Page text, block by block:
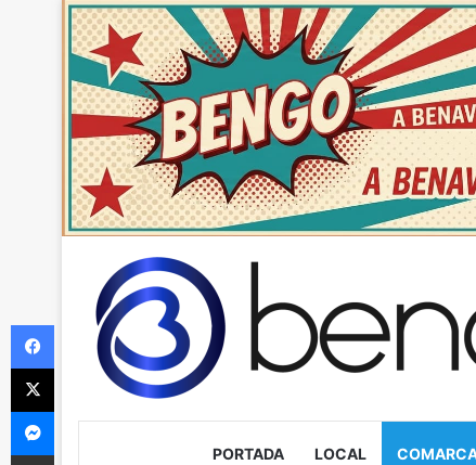
PORTADA LOCAL
Facebook
X
Messenger
Compartir via Email